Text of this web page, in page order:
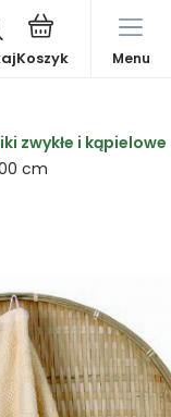
Menu
zwykłe i kąpielowe
cm